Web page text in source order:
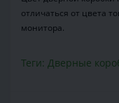
отличаться от цвета
монитора.
Теги: Дверные